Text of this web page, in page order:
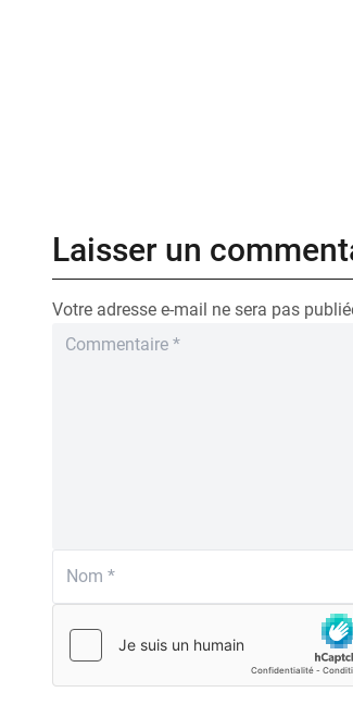
Laisser un
Votre adresse e-mail ne sera pas